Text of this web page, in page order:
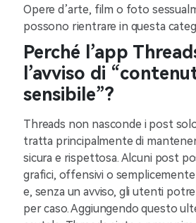
Opere d’arte, film o foto
possono rientrare in questa
Perché l’app
l’avviso di
sensibile”?
Threads non nasconde i post
tratta principalmente di
sicura e rispettosa. Alcuni post
grafici, offensivi o
e, senza un avviso, gli utenti
per caso. Aggiungendo questo